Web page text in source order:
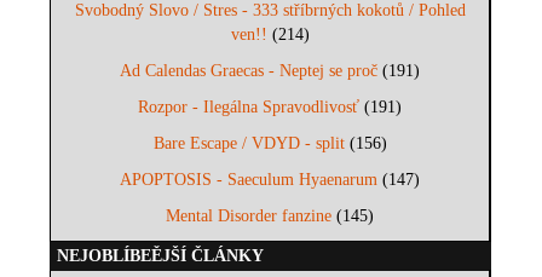
Svobodný Slovo / Stres - 333 stříbrných kokotů / Pohled
ven!! (214)
Ad Calendas Graecas - Neptej se proč (191)
Rozpor - Ilegálna Spravodlivosť (191)
Bare Escape / VDYD - split(156)
APOPTOSIS - Saeculum Hyaenarum (147)
Mental Disorder fanzine (145)
NEJOBLÍBEĚJŠÍ ČLÁNKY